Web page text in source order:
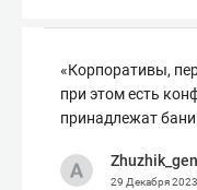
«Корпоративы,
при этом есть
принадлежат
29 Декабря 2023